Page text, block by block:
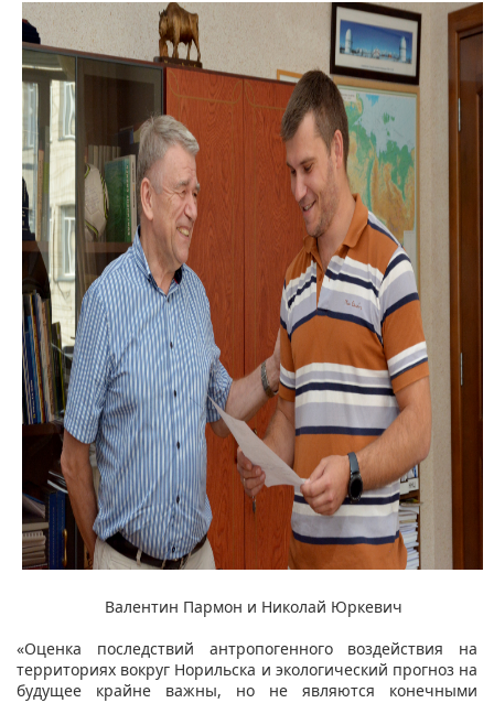
Валентин Пармон и Николай Юркевич
«Оценка последствий антропогенного воздействия на
территориях вокруг Норильска и экологический прогноз на
будущее крайне важны, но не являются конечными